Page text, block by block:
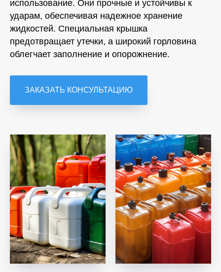
использование. Они прочные и устойчивы к
ударам, обеспечивая надежное хранение
жидкостей. Специальная крышка
предотвращает утечки, а широкий горловина
облегчает заполнение и опорожнение.
ЗАКАЗАТЬ КОНСУЛЬТАЦИЮ